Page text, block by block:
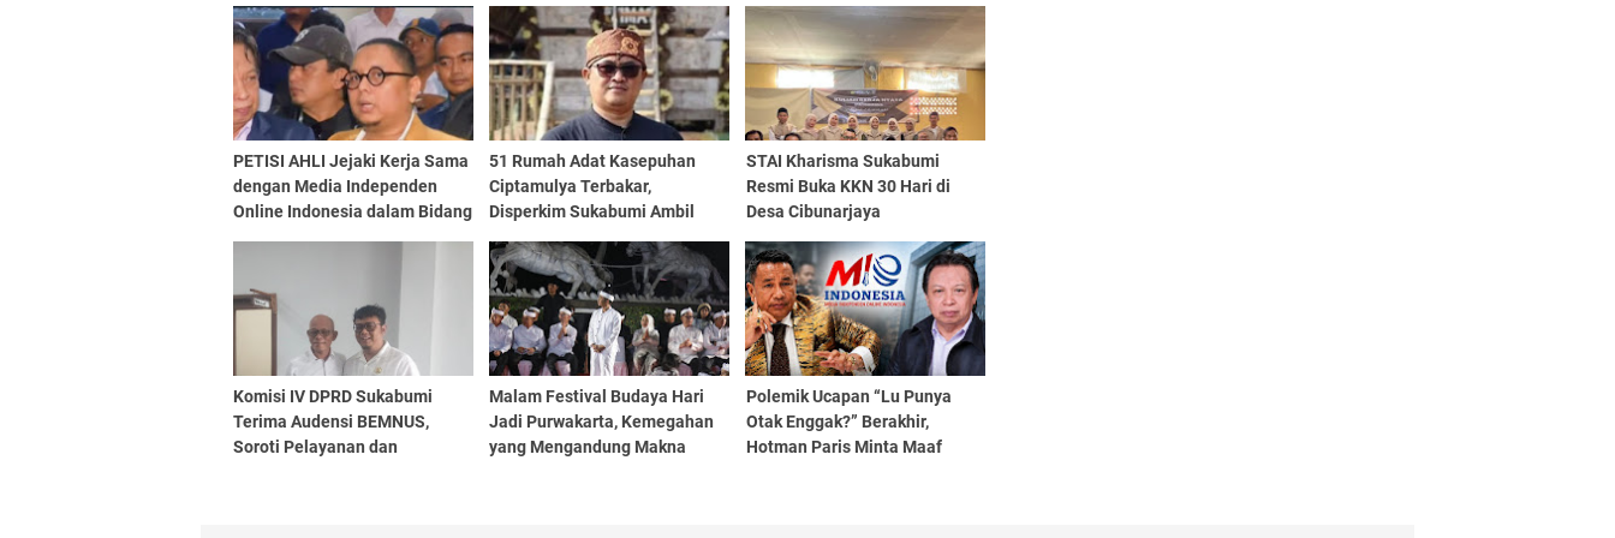
PETISI AHLI Jejaki Kerja Sama
dengan Media Independen
Online Indonesia dalam Bidang
51 Rumah Adat Kasepuhan
Ciptamulya Terbakar,
Disperkim Sukabumi Ambil
STAI Kharisma Sukabumi
Resmi Buka KKN 30 Hari di
Desa Cibunarjaya
Komisi IV DPRD Sukabumi
Terima Audensi BEMNUS,
Soroti Pelayanan dan
Malam Festival Budaya Hari
Jadi Purwakarta, Kemegahan
yang Mengandung Makna
Polemik Ucapan “Lu Punya
Otak Enggak?” Berakhir,
Hotman Paris Minta Maaf